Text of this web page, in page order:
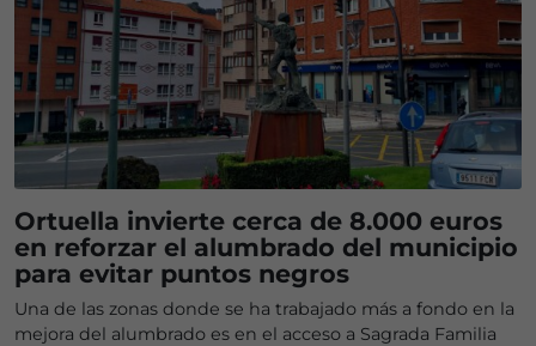
Ortuella invierte cerca de 8.000 euros
en reforzar el alumbrado del municipio
para evitar puntos negros
Una de las zonas donde se ha trabajado más a fondo en la
mejora del alumbrado es en el acceso a Sagrada Familia